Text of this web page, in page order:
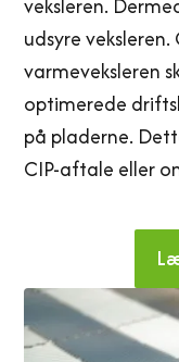
udsyre
varmeveksleren
optimerede
på pladerne.
CIP-aftale eller